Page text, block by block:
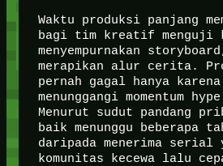
Waktu produksi panjang
bagi tim kreatif menguji
menyempurnakan
merapikan alur cerita.
pernah gagal hanya
menunggangi momentum
Menurut sudut pandang
baik menunggu beberapa
daripada menerima serial
komunitas kecewa lalu